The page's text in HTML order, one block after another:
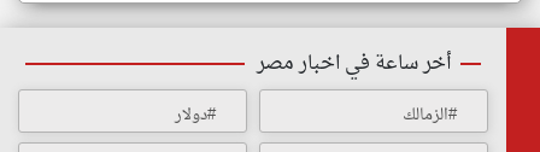
أخر ساعة في اخبار مصر
#الزمالك
#دولار